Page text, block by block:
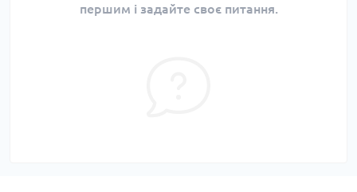
першим і задайте своє питання.